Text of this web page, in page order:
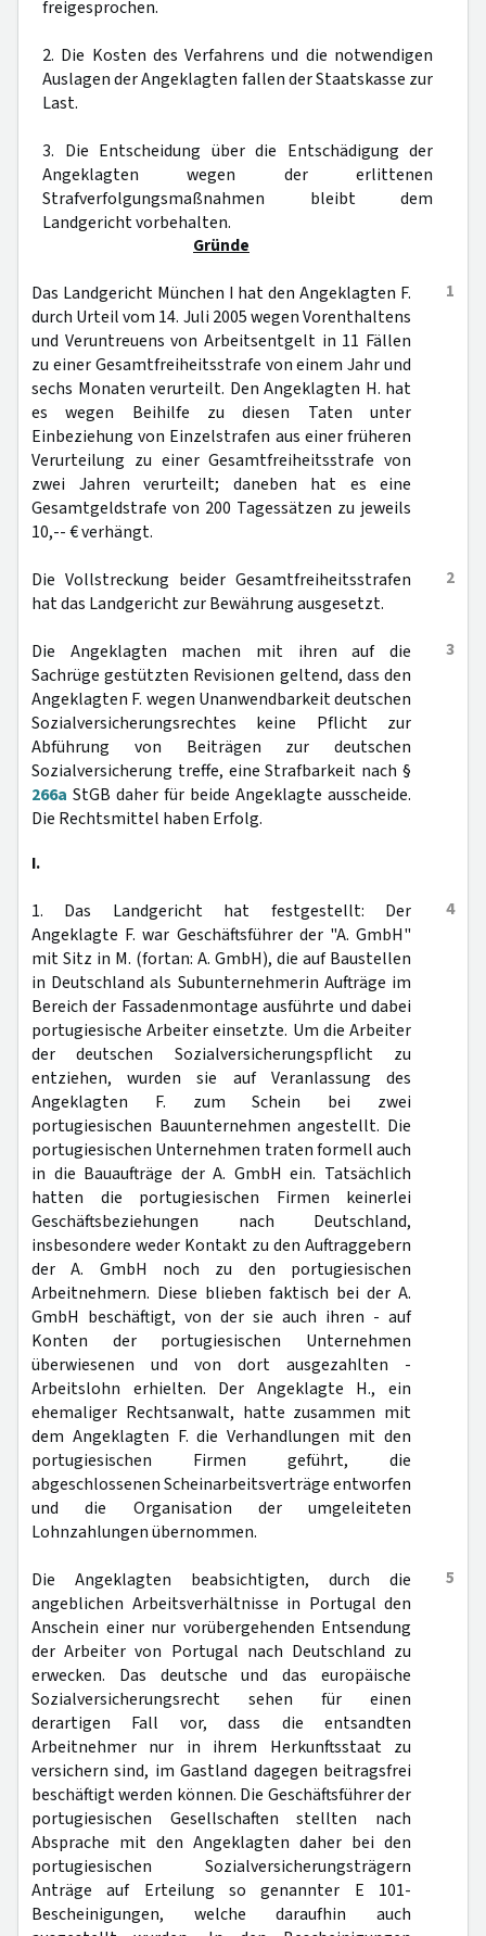
freigesprochen.
2. Die Kosten des Verfahrens und die notwendigen
Auslagen der Angeklagten fallen der Staatskasse zur
Last.
3. Die Entscheidung über die Entschädigung der
Angeklagten wegen der erlittenen
Strafverfolgungsmaßnahmen bleibt dem
Landgericht vorbehalten.
Gründe
1
Das Landgericht München I hat den Angeklagten F.
durch Urteil vom 14. Juli 2005 wegen Vorenthaltens
und Veruntreuens von Arbeitsentgelt in 11 Fällen
zu einer Gesamtfreiheitsstrafe von einem Jahr und
sechs Monaten verurteilt. Den Angeklagten H. hat
es wegen Beihilfe zu diesen Taten unter
Einbeziehung von Einzelstrafen aus einer früheren
Verurteilung zu einer Gesamtfreiheitsstrafe von
zwei Jahren verurteilt; daneben hat es eine
Gesamtgeldstrafe von 200 Tagessätzen zu jeweils
10,-- € verhängt.
2
Die Vollstreckung beider Gesamtfreiheitsstrafen
hat das Landgericht zur Bewährung ausgesetzt.
3
Die Angeklagten machen mit ihren auf die
Sachrüge gestützten Revisionen geltend, dass den
Angeklagten F. wegen Unanwendbarkeit deutschen
Sozialversicherungsrechtes keine Pflicht zur
Abführung von Beiträgen zur deutschen
Sozialversicherung treffe, eine Strafbarkeit nach §
266a StGB daher für beide Angeklagte ausscheide.
Die Rechtsmittel haben Erfolg.
I.
4
1. Das Landgericht hat festgestellt: Der
Angeklagte F. war Geschäftsführer der "A. GmbH"
mit Sitz in M. (fortan: A. GmbH), die auf Baustellen
in Deutschland als Subunternehmerin Aufträge im
Bereich der Fassadenmontage ausführte und dabei
portugiesische Arbeiter einsetzte. Um die Arbeiter
der deutschen Sozialversicherungspflicht zu
entziehen, wurden sie auf Veranlassung des
Angeklagten F. zum Schein bei zwei
portugiesischen Bauunternehmen angestellt. Die
portugiesischen Unternehmen traten formell auch
in die Bauaufträge der A. GmbH ein. Tatsächlich
hatten die portugiesischen Firmen keinerlei
Geschäftsbeziehungen nach Deutschland,
insbesondere weder Kontakt zu den Auftraggebern
der A. GmbH noch zu den portugiesischen
Arbeitnehmern. Diese blieben faktisch bei der A.
GmbH beschäftigt, von der sie auch ihren - auf
Konten der portugiesischen Unternehmen
überwiesenen und von dort ausgezahlten -
Arbeitslohn erhielten. Der Angeklagte H., ein
ehemaliger Rechtsanwalt, hatte zusammen mit
dem Angeklagten F. die Verhandlungen mit den
portugiesischen Firmen geführt, die
abgeschlossenen Scheinarbeitsverträge entworfen
und die Organisation der umgeleiteten
Lohnzahlungen übernommen.
5
Die Angeklagten beabsichtigten, durch die
angeblichen Arbeitsverhältnisse in Portugal den
Anschein einer nur vorübergehenden Entsendung
der Arbeiter von Portugal nach Deutschland zu
erwecken. Das deutsche und das europäische
Sozialversicherungsrecht sehen für einen
derartigen Fall vor, dass die entsandten
Arbeitnehmer nur in ihrem Herkunftsstaat zu
versichern sind, im Gastland dagegen beitragsfrei
beschäftigt werden können. Die Geschäftsführer der
portugiesischen Gesellschaften stellten nach
Absprache mit den Angeklagten daher bei den
portugiesischen Sozialversicherungsträgern
Anträge auf Erteilung so genannter E 101-
Bescheinigungen, welche daraufhin auch